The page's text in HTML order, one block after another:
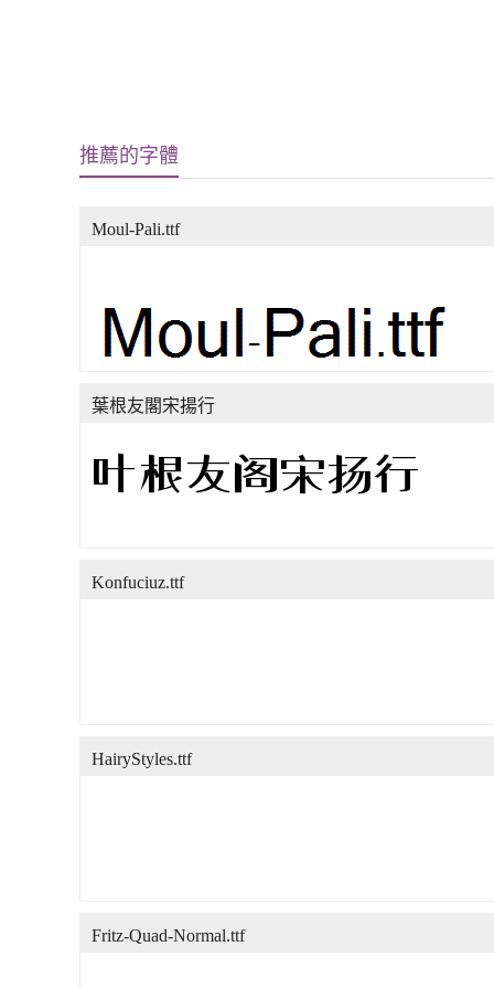
推薦的字體
Moul-Pali.ttf
葉根友閣宋揚行
Konfuciuz.ttf
HairyStyles.ttf
Fritz-Quad-Normal.ttf